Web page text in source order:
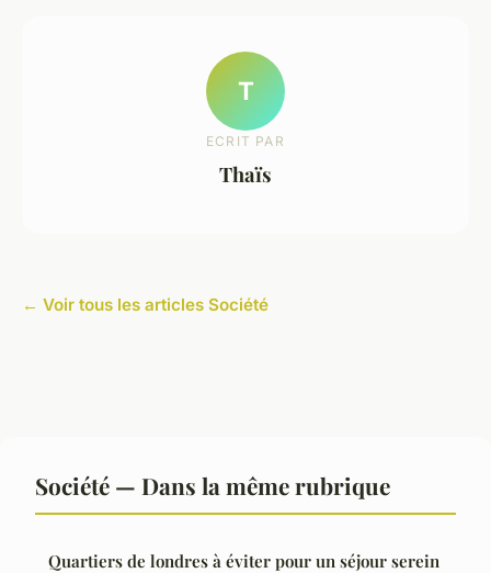
T
ECRIT PAR
Thaïs
← Voir tous les articles Société
Société — Dans la même rubrique
Quartiers de londres à éviter pour un séjour serein